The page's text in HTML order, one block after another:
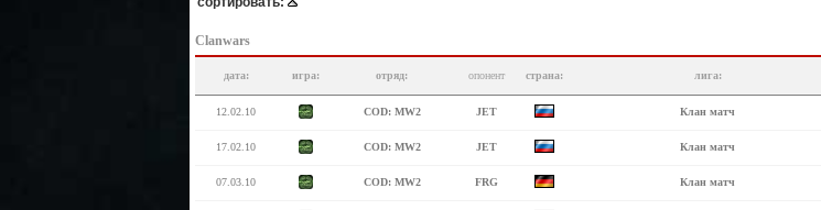
Clanwars
дата: игра: отряд: опонент страна: лига:
12.02.10 COD: MW2 JET Клан матч
17.02.10 COD: MW2 JET Клан матч
07.03.10 COD: MW2 FRG Клан матч